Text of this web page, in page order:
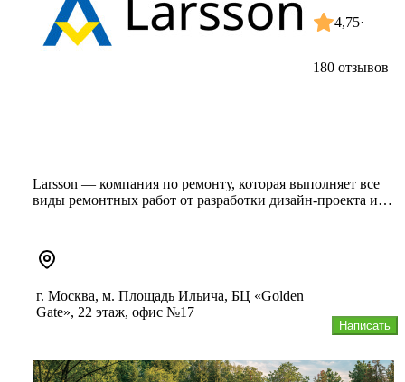
4,75·
180 отзывов
Larsson — компания по ремонту, которая выполняет все
виды ремонтных работ от разработки дизайн-проекта и
Написать
г. Москва, м. Площадь Ильича, БЦ «Golden
Gate», 22 этаж, офис №17